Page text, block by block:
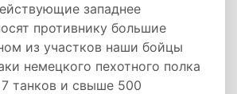
западнее
противнику большие
из участков наши бойцы
немецкого пехотного полка
танков и свыше 500